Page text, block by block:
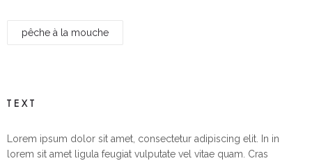
pêche à la mouche
TEXT
Lorem ipsum dolor sit amet, consectetur adipiscing elit. In in
lorem sit amet ligula feugiat vulputate vel vitae quam. Cras